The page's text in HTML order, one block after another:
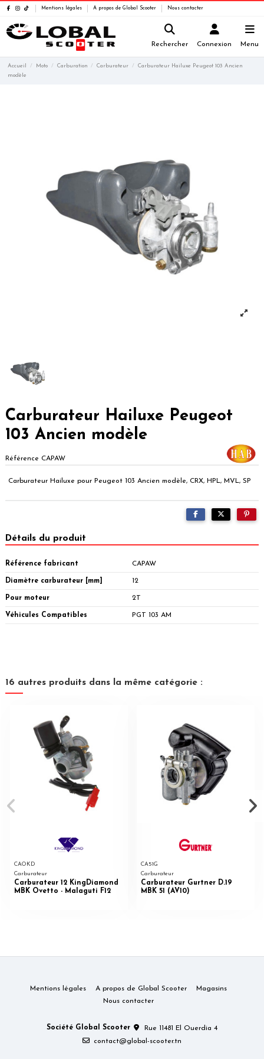
Mentions légales A propos de Global Scooter Nous contacter
Rechercher Connexion Menu
Accueil Moto Carburation Carburateur
Carburateur Hailuxe Peugeot 103 Ancien
modèle
Carburateur Hailuxe Peugeot
103 Ancien modèle
Référence CAPAW
Carburateur Hailuxe pour Peugeot 103 Ancien modèle, CRX, HPL, MVL, SP
Détails du produit
Référence fabricant CAPAW
Diamètre carburateur [mm] 12
Pour moteur 2T
Véhicules Compatibles PGT 103 AM
16 autres produits dans la même catégorie :
CAOKD
Carburateur
Carburateur 12 KingDiamond
MBK Ovetto - Malaguti F12
CA51G
Carburateur
Carburateur Gurtner D.19
MBK 51 (AV10)
Mentions légales A propos de Global Scooter
Magasins
Nous contacter
Société Global Scooter
Rue 11481 El Ouerdia 4
contact@global-scooter.tn